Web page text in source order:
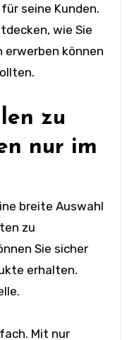
seine Kunden.
wie Sie
erwerben können
zu
nur im
breite Auswahl
zu
Sie sicher
erhalten.
Mit nur